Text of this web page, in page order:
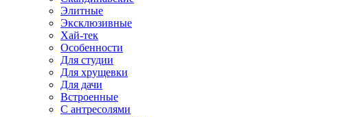
Элитные
Эксклюзивные
Хай-тек
Особенности
Для студии
Для хрущевки
Для дачи
Встроенные
С антресолями